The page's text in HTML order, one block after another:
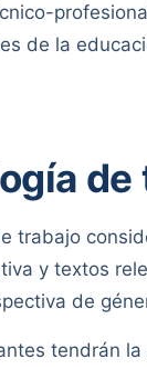
de la
de
trabajo
y textos
de
tendrán